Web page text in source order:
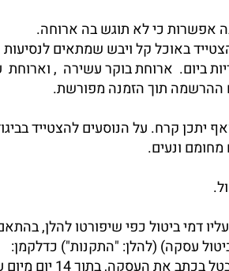
יתכן קרח. על הנוסעים להצטייד
ונעים.
עסקה) (להלן: "התקנות") כדלקמן:
7.1 על פי דיני